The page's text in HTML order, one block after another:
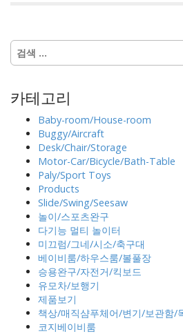
다
음
:카테고리
Baby-room/House-room
Buggy/Aircraft
Desk/Chair/Storage
Motor-Car/Bicycle/Bath-Table
Paly/Sport Toys
Products
Slide/Swing/Seesaw
놀이/스포츠완구
다기능 멀티 놀이터
미끄럼/그네/시소/축구대
베이비룸/하우스룸/볼풀장
승용완구/자전거/킥보드
유모차/보행기
제품보기
책상/매직샴푸체어/변기/보관함/
코지베이비룸